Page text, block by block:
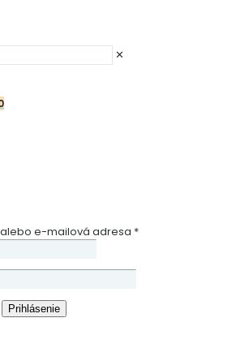
✕
e-mailová adresa *
Prihlásenie